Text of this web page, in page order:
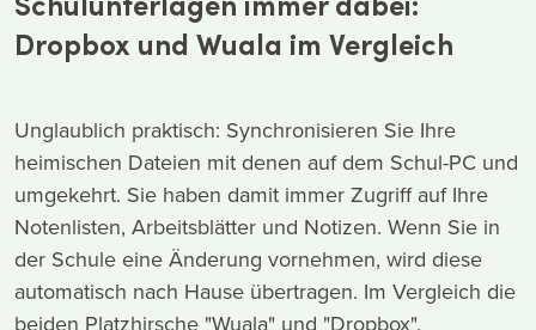
Dropbox und Wuala im Vergleich
Unglaublich praktisch: Synchronisieren Sie Ihre
heimischen Dateien mit denen auf dem Schul-PC und
umgekehrt. Sie haben damit immer Zugriff auf Ihre
Notenlisten, Arbeitsblätter und Notizen. Wenn Sie in
der Schule eine Änderung vornehmen, wird diese
automatisch nach Hause übertragen. Im Vergleich die
beiden Platzhirsche "Wuala" und "Dropbox".